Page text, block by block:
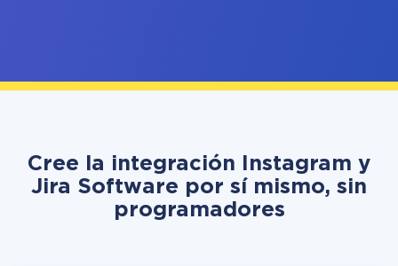
Cree la integración Instagram y
Jira Software por sí mismo, sin
programadores